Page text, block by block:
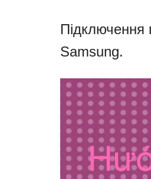
Підключення
Samsung.